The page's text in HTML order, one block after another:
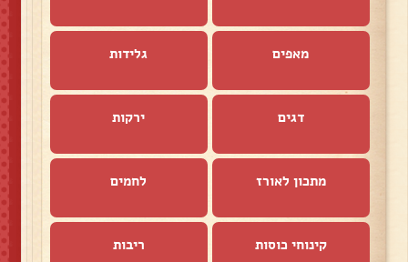
מאפים גלידות
דגים ירקות
מתכון לאורז לחמים
קינוחי כוסות ריבות